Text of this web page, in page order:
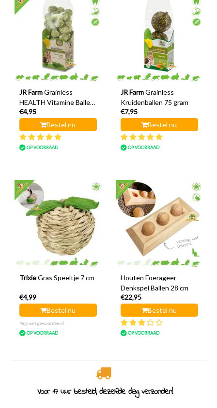
JR Farm Grainless
HEALTH Vitamine Ballen
Spinazie 150 gram
€4,95
Bestel nu
OP VOORRAAD
JR Farm Grainless
Kruidenballen 75 gram
€7,95
Bestel nu
OP VOORRAAD
Trixie Gras Speeltje 7 cm
€4,99
Bestel nu
Nog niet gewaardeerd
OP VOORRAAD
Houten Foerageer
Denkspel Ballen 28 cm
€22,95
Bestel nu
OP VOORRAAD
Voor 17 uur besteld, dezelfde dag verzonden!